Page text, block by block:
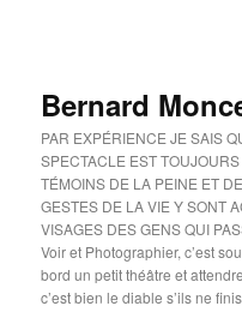
Bernard
PAR EXPÉRIENCE JE SAIS
SPECTACLE EST
TÉMOINS DE LA PEINE ET
GESTES DE LA VIE Y SONT
VISAGES DES GENS QUI
Voir et Photographier, c’est
bord un petit théâtre et
c’est bien le diable s’ils ne